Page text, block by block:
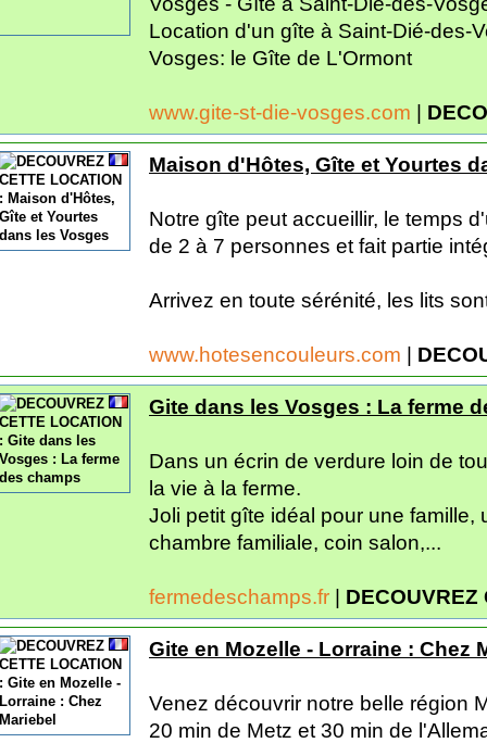
Location d'un gîte à Saint-Dié-des-
Vosges: le Gîte de L'Ormont
www.gite-st-die-vosges.com |
Maison d'Hôtes, Gîte et Yourtes
Notre gîte peut accueillir, le temps
de 2 à 7 personnes et fait partie
Arrivez en toute sérénité, les lits
www.hotesencouleurs.com |
Gite dans les Vosges : La ferme
Dans un écrin de verdure loin de
la vie à la ferme.
Joli petit gîte idéal pour une famille,
chambre familiale, coin salon,...
fermedeschamps.fr | DECOUVREZ
Gite en Mozelle - Lorraine : Chez
Venez découvrir notre belle région
20 min de Metz et 30 min de